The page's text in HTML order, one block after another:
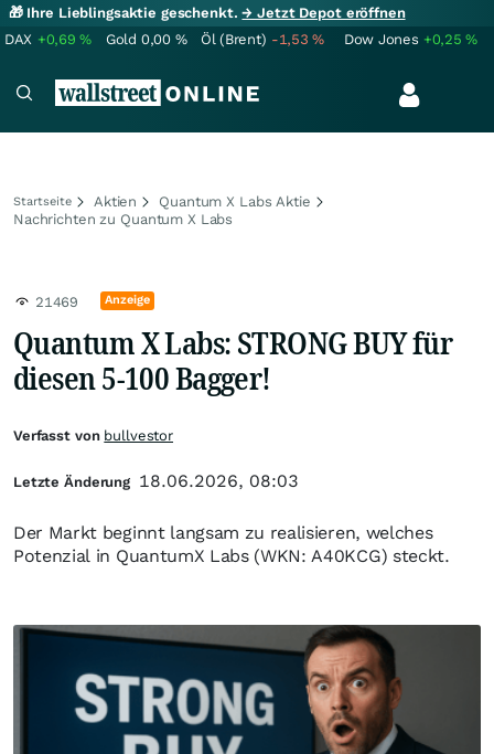
🎁 Ihre Lieblingsaktie geschenkt.→ Jetzt Depot eröffnen
DAX +0,69% Gold 0,00 % Öl (Brent) -1,53% Dow Jones +0,25%
Startseite Aktien
Quantum X Labs Aktie
Nachrichten zu Quantum X Labs
21469 Anzeige
Quantum X Labs: STRONG BUY für
diesen 5-100 Bagger!
Der Markt beginnt langsam zu realisieren, welches
Potenzial in QuantumX Labs (WKN: A40KCG) steckt.
Verfasst von bullvestor
Letzte Änderung 18.06.2026, 08:03